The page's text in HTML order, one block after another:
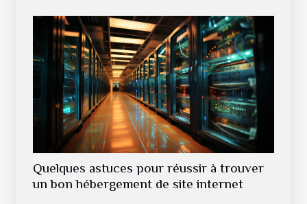
Quelques astuces pour réussir à trouver
un bon hébergement de site internet